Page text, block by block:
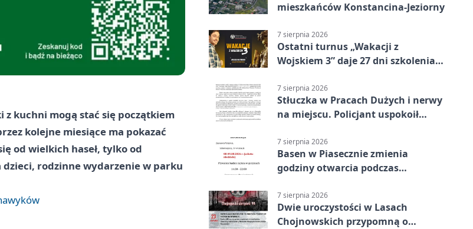
kuchni mogą stać się początkiem
kolejne miesiące ma pokazać
od wielkich haseł, tylko od
rodzinne wydarzenie w parku
mieszkańców Konstancina-Jeziorny
7 sierpnia 2026
Ostatni turnus „Wakacji z
Wojskiem 3” daje 27 dni szkolenia i
7 sierpnia 2026
Stłuczka w Pracach Dużych i nerwy
na miejscu. Policjant uspokoił
7 sierpnia 2026
Basen w Piasecznie zmienia
godziny otwarcia podczas
7 sierpnia 2026
Dwie uroczystości w Lasach
Chojnowskich przypomną o